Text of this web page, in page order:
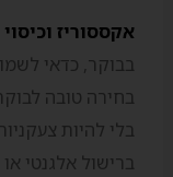
אקססוריז
בבוקר, כדאי
בחירה טובה
בלי להיות
ברישול אלגנטי